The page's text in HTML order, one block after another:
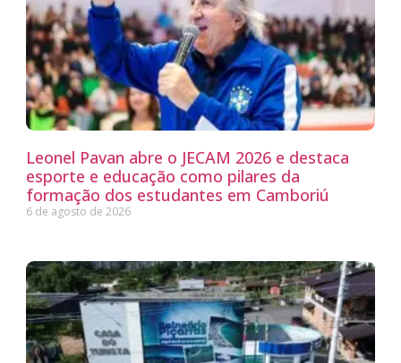
Leonel Pavan abre o JECAM 2026 e destaca
esporte e educação como pilares da
formação dos estudantes em Camboriú
6 de agosto de 2026